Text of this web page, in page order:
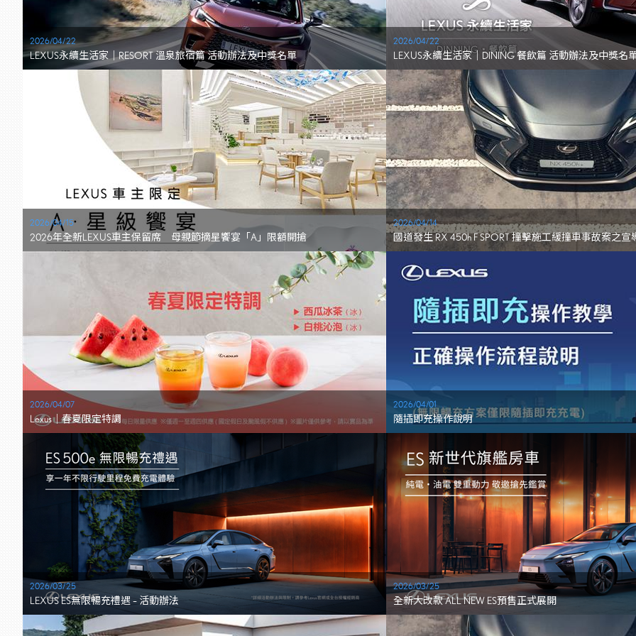
2026/04/22
LEXUS永續生活家｜RESORT 溫泉旅宿篇 活動辦法及中獎名單
2026/04/22
LEXUS永續生活家｜DINING 餐飲篇 活動辦法及中獎名
2026/04/15
2026年全新LEXUS車主保留席 母親節摘星饗宴「A」限額開搶
2026/04/14
國道發生 RX 450h F SPORT 撞擊施工緩撞車事故案之宣
2026/04/07
Lexus｜春夏限定特調
2026/04/01
隨插即充操作說明
2026/03/25
LEXUS ES無限暢充禮遇 – 活動辦法
2026/03/25
全新大改款 ALL NEW ES預售正式展開